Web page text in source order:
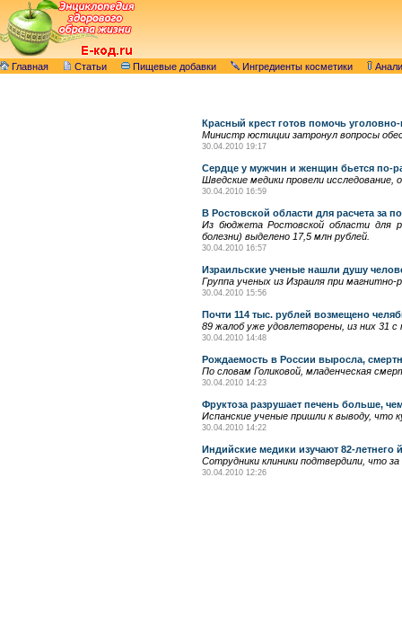
Главная Статьи Пищевые добавки Ингредиенты косметики
Красный крест готов помочь
Министр юстиции затронул вопросы
30.04.2010 19:17
Сердце у мужчин и женщин бьется по-
Шведские медики провели
30.04.2010 16:59
В Ростовской области для расчета за
Из бюджета Ростовской области для
болезни) выделено 17,5 млн рублей.
30.04.2010 16:57
Израильские ученые нашли душу
Группа ученых из Израиля при
30.04.2010 15:56
Почти 114 тыс. рублей возмещено
89 жалоб уже удовлетворены, из них 31
30.04.2010 14:48
Рождаемость в России выросла,
По словам Голиковой, младенческая
30.04.2010 14:23
Фруктоза разрушает печень больше,
Испанские ученые пришли к выводу, что
30.04.2010 14:22
Индийские медики изучают 82-летнего
Сотрудники клиники подтвердили, что
30.04.2010 12:26